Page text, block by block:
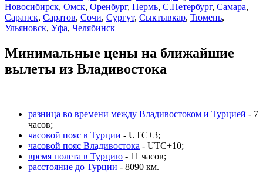
Новосибирск, Омск, Оренбург, Пермь, С.Петербург, Самара,
Саранск, Саратов, Сочи, Сургут, Сыктывкар, Тюмень,
Ульяновск, Уфа, Челябинск
Минимальные цены на ближайшие
вылеты из Владивостока
разница во времени между Владивостоком и Турцией - 7
часов;
часовой пояс в Турции - UTC+3;
часовой пояс Владивостока - UTC+10;
время полета в Турцию - 11 часов;
расстояние до Турции - 8090 км.